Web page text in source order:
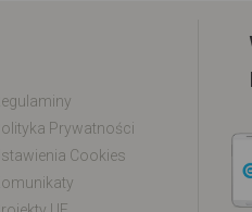
Prywatności
Cookies